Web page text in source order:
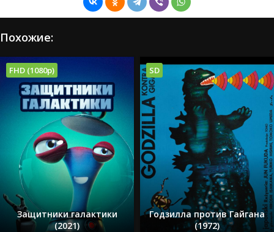
Похожие:
FHD (1080p)
Защитники галактики
(2021)
SD
Годзилла против Гайгана
(1972)